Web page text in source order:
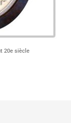
20e siècle